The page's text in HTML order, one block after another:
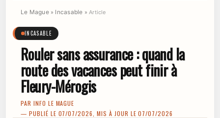
Le Mague» Incasable »Article
INCASABLE
Rouler sans assurance : quand la
route des vacances peut finir à
Fleury-Mérogis
PAR INFO LE MAGUE
— PUBLIÉ LE 07/07/2026, MIS À JOUR LE 07/07/2026